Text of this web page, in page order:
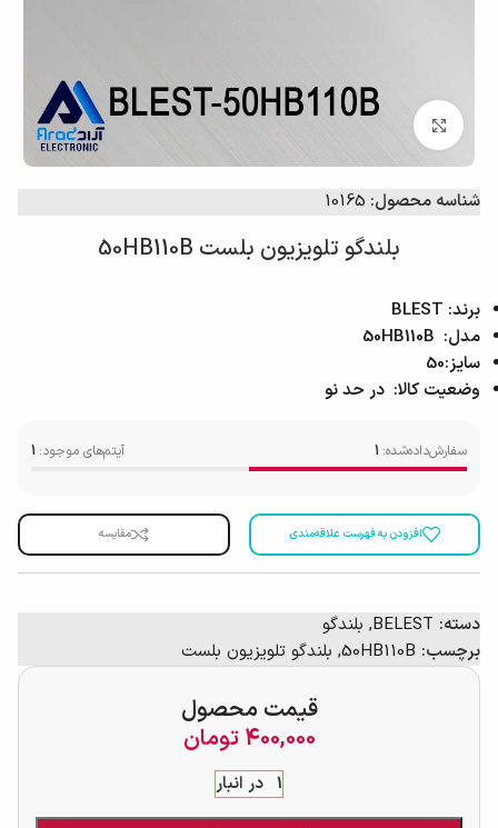
برای بزرگ‌نمایی کلیک کنید
شناسه محصول: 10165
بلندگو تلویزیون بلست 50HB110B
برند: BLEST
مدل: 50HB110B
سایز:50
وضعیت کالا: در حد نو
سفارش‌داده‌شده: 1 آیتم‌های موجود: 1
افزودن به فهرست علاقه‌مندی مقایسه
دسته: BELEST
, بلندگو
برچسب: 50HB110B
, بلندگو تلویزیون بلست
قیمت محصول
400,000 تومان
1 در انبار